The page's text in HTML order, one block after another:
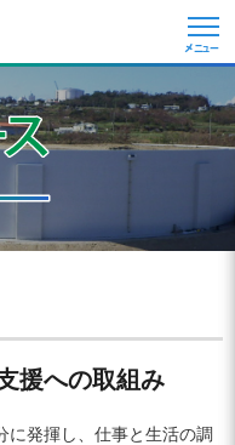
メニュー
援への取組み
に発揮し、仕事と生活の調